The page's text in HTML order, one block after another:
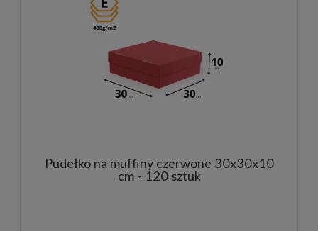
Pudełko na muffiny czerwone 30x30x10
cm - 120 sztuk